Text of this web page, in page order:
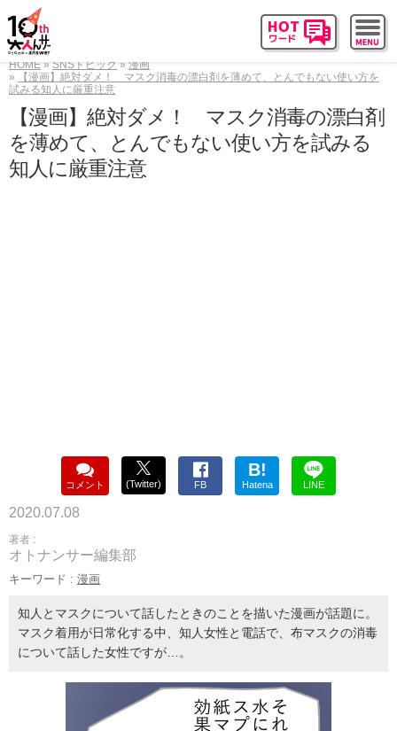
HOME SNSトピック
漫画
【漫画】絶対ダメ！ マスク消毒の漂白剤を薄めて、とんでもない使い方を
試みる知人に厳重注意
【漫画】絶対ダメ！ マスク消毒の漂白剤
を薄めて、とんでもない使い方を試みる
知人に厳重注意
コメント (Twitter) FB
B!
Hatena LINE
2020.07.08
著者 :
オトナンサー編集部
キーワード : 漫画
知人とマスクについて話したときのことを描いた漫画が話題に。
マスク着用が日常化する中、知人女性と電話で、布マスクの消毒
について話した女性ですが…。